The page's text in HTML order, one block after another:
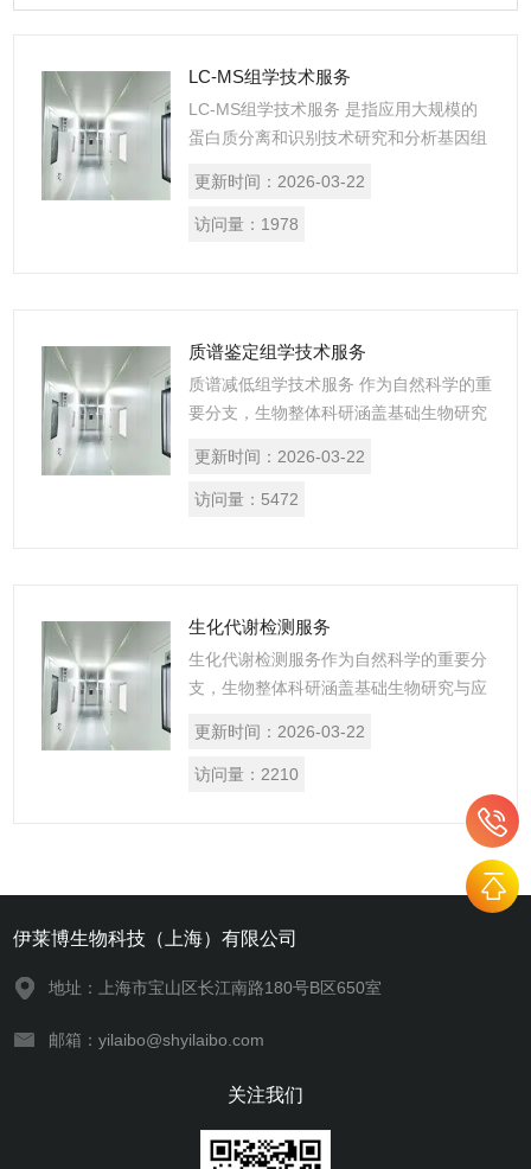
LC-MS组学技术服务
LC-MS组学技术服务 是指应用大规模的
蛋白质分离和识别技术研究和分析基因组
更新时间： 2026-03-22
访问量： 1978
质谱鉴定组学技术服务
质谱减低组学技术服务 作为自然科学的重
要分支，生物整体科研涵盖基础生物研究
示生命本质、调控生命活动、改造自然，
其研究成果广泛渗透到医学、农业、环
的关键桥梁。
更新时间： 2026-03-22
访问量： 5472
生化代谢检测服务
生化代谢检测服务作为自然科学的重要分
支，生物整体科研涵盖基础生物研究与应
命本质、调控生命活动、改造自然，其研
究成果广泛渗透到医学、农业、环保、能
源等多个领域，尤其在医学领域，为疾病
机制研究、新型诊疗技术研发、药物创新
等提供了坚实的理论基础和技术支撑，是
连接基础生物研究与临床医疗实践的关键
更新时间： 2026-03-22
访问量： 2210
伊莱博生物科技（上海）有限公司
地址：上海市宝山区长江南路180号B区650室
邮箱：yilaibo@shyilaibo.com
关注我们